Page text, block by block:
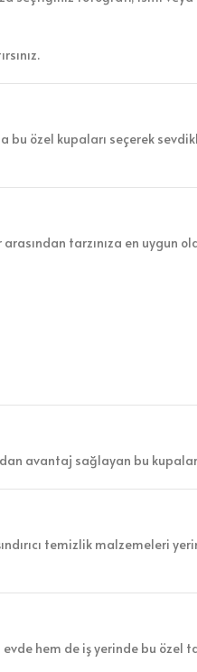
bu özel kupaları seçerek
tarzınıza en uygun
avantaj sağlayan bu
temizlik malzemeleri
hem de iş yerinde bu özel